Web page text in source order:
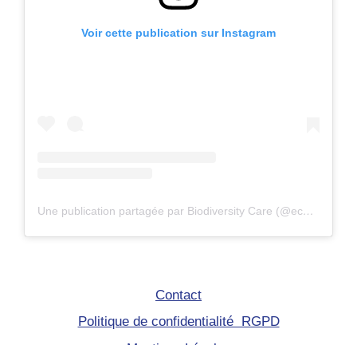
Voir cette publication sur Instagram
Une publication partagée par Biodiversity Care (@eco.volontaire)
Contact
Politique de confidentialité RGPD